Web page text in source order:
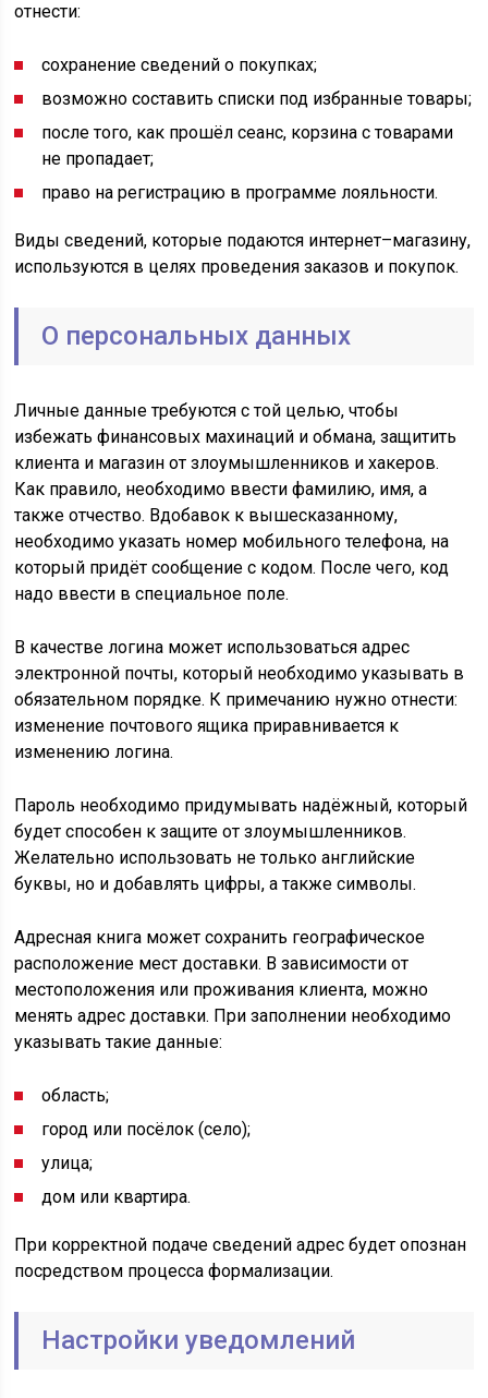
отнести:
сохранение сведений о покупках;
возможно составить списки под избранные товары;
после того, как прошёл сеанс, корзина с товарами
не пропадает;
право на регистрацию в программе лояльности.
Виды сведений, которые подаются интернет–магазину,
используются в целях проведения заказов и покупок.
О персональных данных
Личные данные требуются с той целью, чтобы
избежать финансовых махинаций и обмана, защитить
клиента и магазин от злоумышленников и хакеров.
Как правило, необходимо ввести фамилию, имя, а
также отчество. Вдобавок к вышесказанному,
необходимо указать номер мобильного телефона, на
который придёт сообщение с кодом. После чего, код
надо ввести в специальное поле.
В качестве логина может использоваться адрес
электронной почты, который необходимо указывать в
обязательном порядке. К примечанию нужно отнести:
изменение почтового ящика приравнивается к
изменению логина.
Пароль необходимо придумывать надёжный, который
будет способен к защите от злоумышленников.
Желательно использовать не только английские
буквы, но и добавлять цифры, а также символы.
Адресная книга может сохранить географическое
расположение мест доставки. В зависимости от
местоположения или проживания клиента, можно
менять адрес доставки. При заполнении необходимо
указывать такие данные:
область;
город или посёлок (село);
улица;
дом или квартира.
При корректной подаче сведений адрес будет опознан
посредством процесса формализации.
Настройки уведомлений